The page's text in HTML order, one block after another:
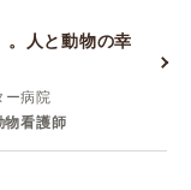
。人と動物の幸
ー病院
物看護師